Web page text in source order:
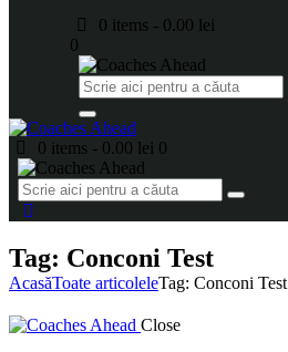
0 items - 0.00 lei
0
0 items - 0.00 lei 0
Tag: Conconi Test
AcasăToate articoleleTag: Conconi Test
Close